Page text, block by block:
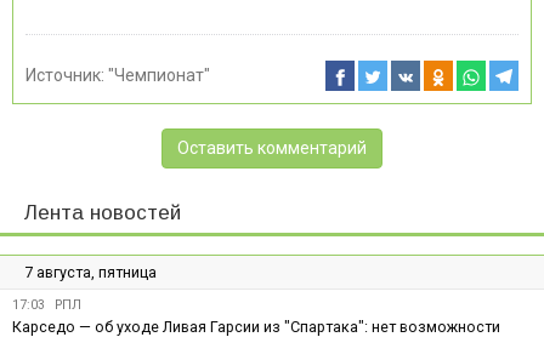
Источник: "Чемпионат"
Оставить комментарий
Лента новостей
7 августа, пятница
17:03 РПЛ
Карседо — об уходе Ливая Гарсии из "Спартака": нет возможности